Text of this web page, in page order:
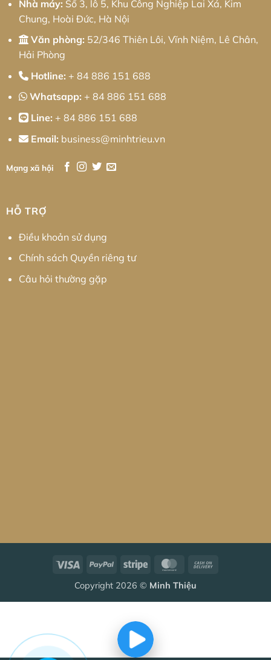
2026
Nhà máy: Số 3, lô 5, Khu Công Nghiệp Lai Xá, Kim
Chung, Hoài Đức, Hà Nội
Văn phòng: 52/346 Thiên Lôi, Vĩnh Niệm, Lê Chân,
Hải Phòng
Hotline: + 84 886 151 688
Whatsapp: + 84 886 151 688
Line: + 84 886 151 688
Email: business@minhtrieu.vn
Mạng xã hội
HỖ TRỢ
Điều khoản sử dụng
Chính sách Quyền riêng tư
Câu hỏi thường gặp
Visa PayPal Stripe MasterCard
Copyright 2026 © Minh Thiệu